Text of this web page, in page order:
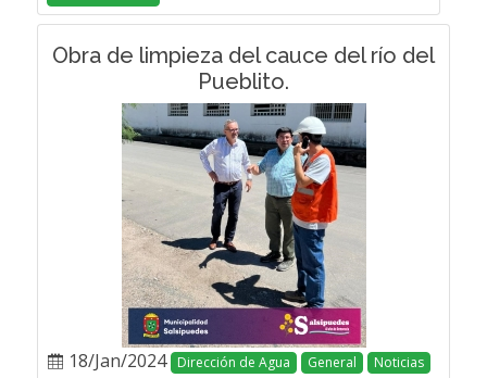
Obra de limpieza del cauce del río del
Pueblito.
18/Jan/2024 Dirección de Agua General Noticias